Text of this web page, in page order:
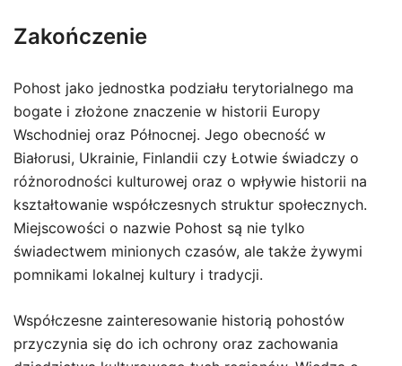
Zakończenie
Pohost jako jednostka podziału terytorialnego ma
bogate i złożone znaczenie w historii Europy
Wschodniej oraz Północnej. Jego obecność w
Białorusi, Ukrainie, Finlandii czy Łotwie świadczy o
różnorodności kulturowej oraz o wpływie historii na
kształtowanie współczesnych struktur społecznych.
Miejscowości o nazwie Pohost są nie tylko
świadectwem minionych czasów, ale także żywymi
pomnikami lokalnej kultury i tradycji.
Współczesne zainteresowanie historią pohostów
przyczynia się do ich ochrony oraz zachowania